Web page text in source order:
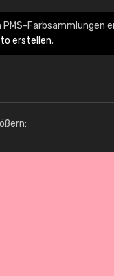
Farbsammlungen
erstellen.